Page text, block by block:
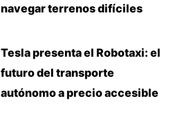
navegar terrenos difíciles
Tesla presenta el Robotaxi: el
futuro del transporte
autónomo a precio accesible